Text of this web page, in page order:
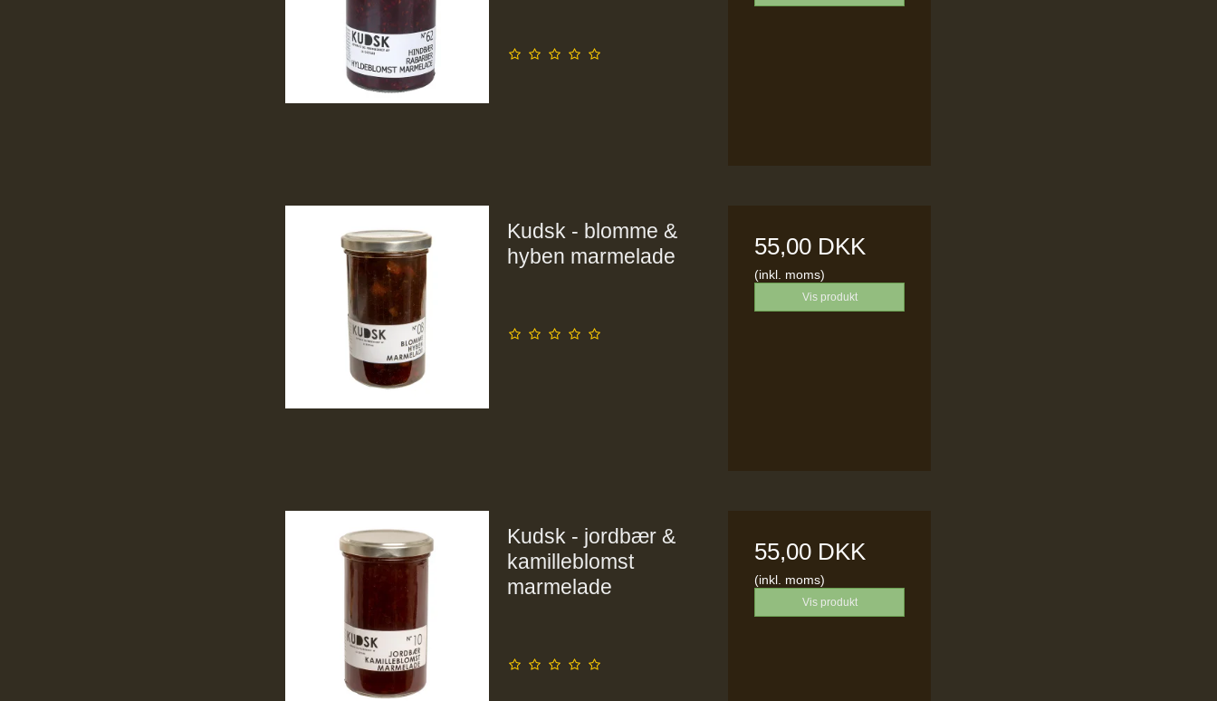
Kudsk - blomme &
hyben marmelade
55,00 DKK
(inkl. moms)
Vis produkt
Kudsk - jordbær &
kamilleblomst
marmelade
55,00 DKK
(inkl. moms)
Vis produkt